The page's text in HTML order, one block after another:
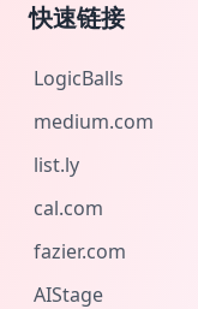
快速链接
LogicBalls
medium.com
list.ly
cal.com
fazier.com
AIStage